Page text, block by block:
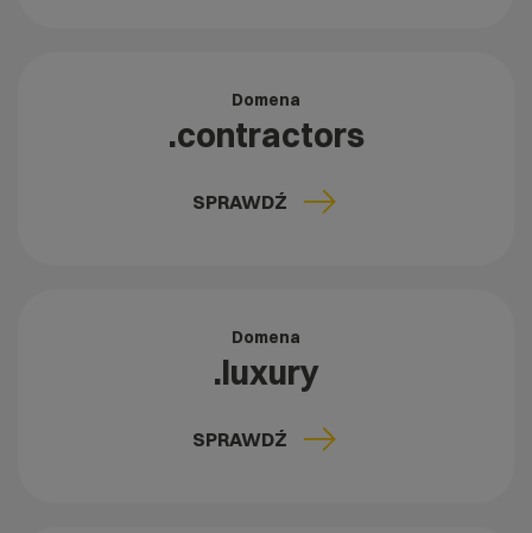
Domena
.contractors
SPRAWDŹ
Domena
.luxury
SPRAWDŹ